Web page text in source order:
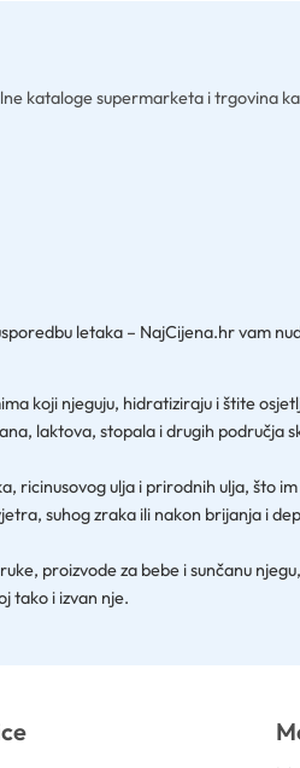
kataloge supermarketa i trgovina
letaka – NajCijena.hr vam
koji njeguju, hidratiziraju i štite
laktova, stopala i drugih područja
ulja i prirodnih ulja, što
suhog zraka ili nakon brijanja i
proizvode za bebe i sunčanu
tako i izvan nje.